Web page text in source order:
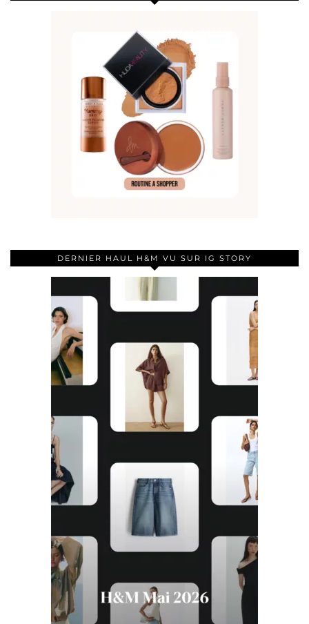
DERNIER HAUL H&M VU SUR IG STORY